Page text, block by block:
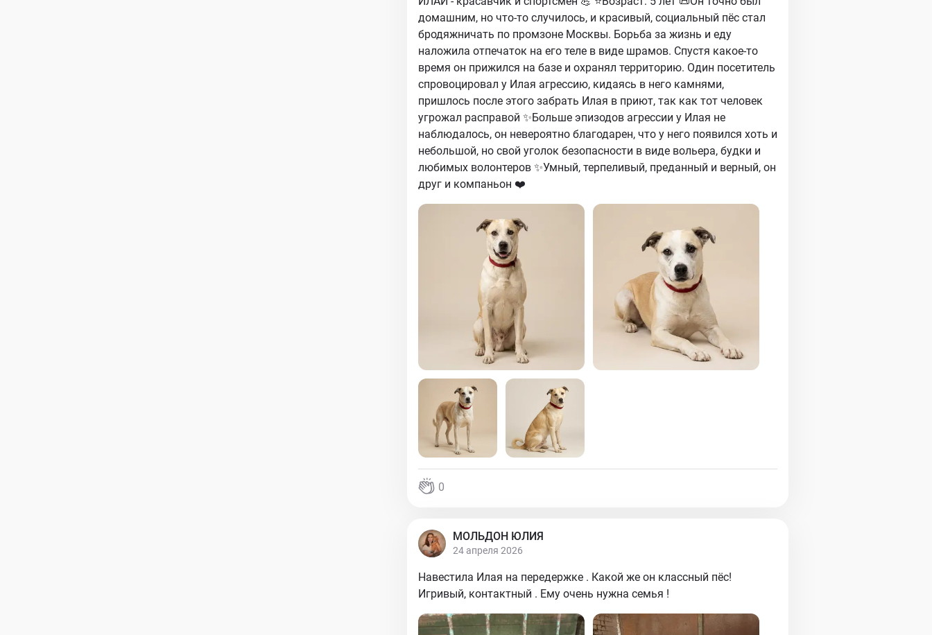
домашним, но что-то случилось, и красивый, социальный пёс стал
бродяжничать по промзоне Москвы. Борьба за жизнь и еду
наложила отпечаток на его теле в виде шрамов. Спустя какое-то
время он прижился на базе и охранял территорию. Один посетитель
спровоцировал у Илая агрессию, кидаясь в него камнями,
пришлось после этого забрать Илая в приют, так как тот человек
угрожал расправой ✨Больше эпизодов агрессии у Илая не
наблюдалось, он невероятно благодарен, что у него появился хоть и
небольшой, но свой уголок безопасности в виде вольера, будки и
любимых волонтеров ✨Умный, терпеливый, преданный и верный, он
друг и компаньон ❤️
0
МОЛЬДОН ЮЛИЯ
24 апреля 2026
Навестила Илая на передержке . Какой же он классный пёс!
Игривый, контактный . Ему очень нужна семья !